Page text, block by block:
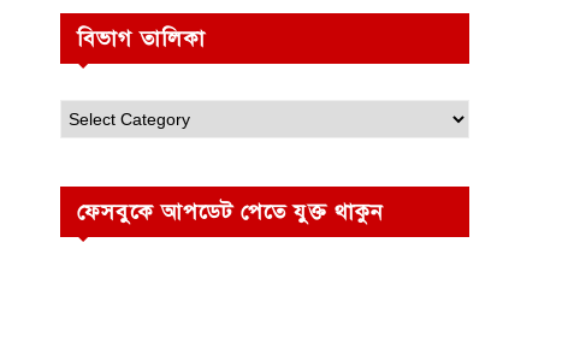
বিভাগ তালিকা
ফেসবুকে আপডেট পেতে যুক্ত থাকুন